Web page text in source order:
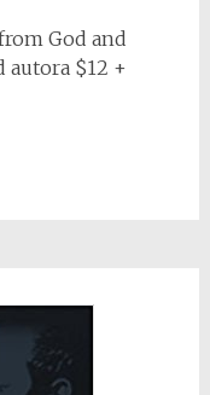
God and
$12 +